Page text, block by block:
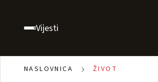
Vijesti
NASLOVNICA ŽIVOT